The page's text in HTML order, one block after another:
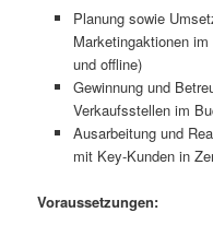
Planung sowie
Marketingaktionen
und offline)
Gewinnung und
Verkaufsstellen im
Ausarbeitung und
mit Key-Kunden in
Voraussetzungen: